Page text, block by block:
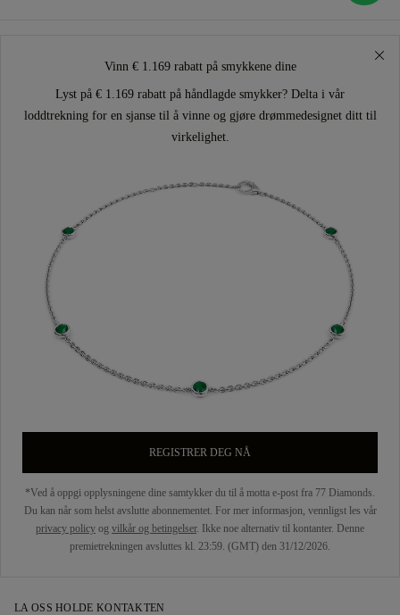
Vinn € 1.169 rabatt på smykkene dine
Lyst på € 1.169 rabatt på håndlagde smykker? Delta i vår
loddtrekning for en sjanse til å vinne og gjøre drømmedesignet ditt til
virkelighet.
REGISTRER DEG NÅ
*Ved å oppgi opplysningene dine samtykker du til å motta e-post fra 77 Diamonds.
Du kan når som helst avslutte abonnementet. For mer informasjon, vennligst les vår
privacy policy og vilkår og betingelser. Ikke noe alternativ til kontanter. Denne
premietrekningen avsluttes kl. 23:59. (GMT) den 31/12/2026.
LA OSS HOLDE KONTAKTEN